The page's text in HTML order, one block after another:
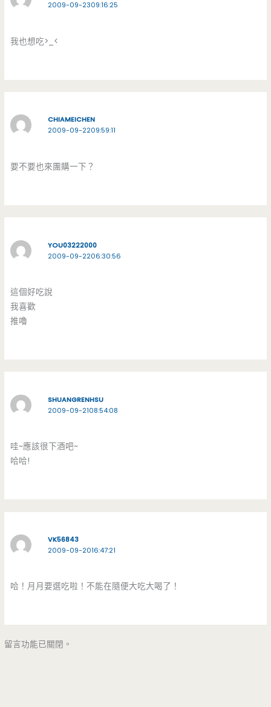
2009-09-2309:16:25
我也想吃>_<
CHIAMEICHEN
2009-09-2209:59:11
要不要也來團購一下？
YOU03222000
2009-09-2206:30:56
這個好吃說
我喜歡
推嚕
SHUANGRENHSU
2009-09-2108:54:08
哇~應該很下酒吧~
哈哈!
VK56843
2009-09-2016:47:21
哈！月月要選吃啦！不能在隨便大吃大喝了！
留言功能已關閉。